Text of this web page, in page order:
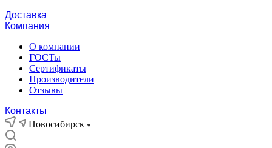
Доставка
Компания
О компании
ГОСТы
Сертификаты
Производители
Отзывы
Контакты
Новосибирск